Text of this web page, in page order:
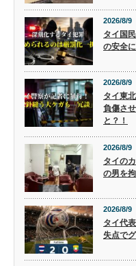
2026/8/9
タイ国
の安全
2026/8/9
タイ東
負傷さ
と？！
2026/8/9
タイの
の男を
2026/8/9
タイ代
失点で